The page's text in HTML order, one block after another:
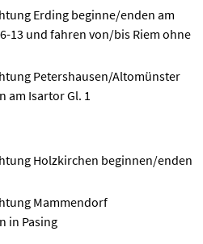
Erding beginne/enden am
13 und fahren von/bis Riem ohne
Petershausen/Altomünster
am Isartor Gl. 1
Holzkirchen beginnen/enden
Mammendorf
in Pasing